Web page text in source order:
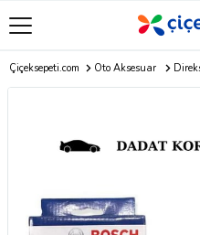
Çiçeksepeti.com Oto Aksesuar